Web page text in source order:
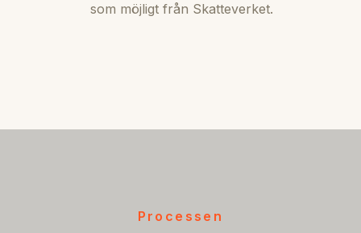
som möjligt från Skatteverket.
Processen